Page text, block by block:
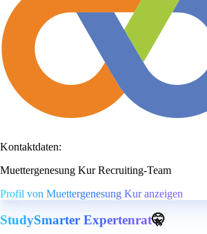
Kontaktdaten:
Muettergenesung Kur Recruiting-Team
Profil von Muettergenesung Kur anzeigen
StudySmarter Expertenrat🤫